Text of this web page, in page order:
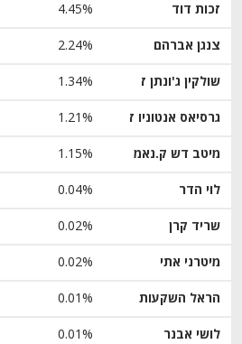
זכות דוד 4.45%
צנגן אברהם 2.24%
שולקין ג'ונתן ז 1.34%
גרסיאס אנטוניו ז 1.21%
מיטב דש ק.נאמ 1.15%
לוי הדר 0.04%
שריד קרן 0.02%
מיטרני אתי 0.02%
הראל השקעות 0.01%
לושי אבנר 0.01%